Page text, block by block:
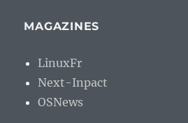
MAGAZINES
LinuxFr
Next-Inpact
OSNews